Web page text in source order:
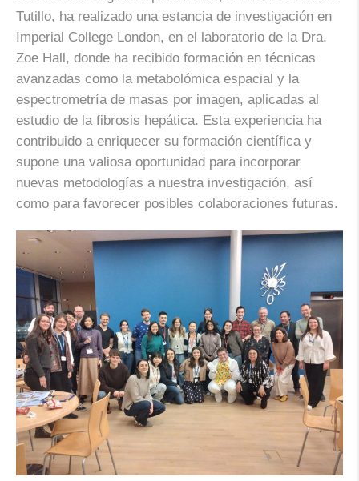
Tutillo, ha realizado una estancia de investigación en
Imperial College London, en el laboratorio de la Dra.
Zoe Hall, donde ha recibido formación en técnicas
avanzadas como la metabolómica espacial y la
espectrometría de masas por imagen, aplicadas al
estudio de la fibrosis hepática. Esta experiencia ha
contribuido a enriquecer su formación científica y
supone una valiosa oportunidad para incorporar
nuevas metodologías a nuestra investigación, así
como para favorecer posibles colaboraciones futuras.